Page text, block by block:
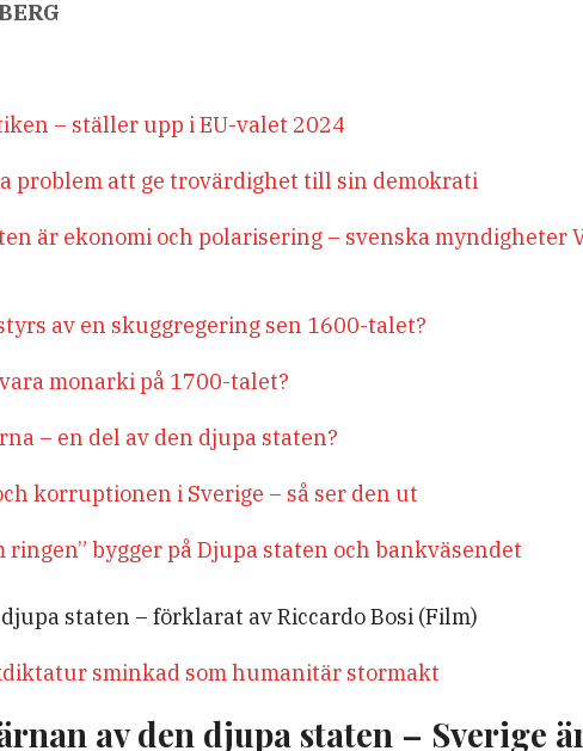
– ställer upp i EU-valet 2024
problem att ge trovärdighet till sin demokrati
är ekonomi och polarisering – svenska myndigheter
av en skuggregering sen 1600-talet?
monarki på 1700-talet?
– en del av den djupa staten?
korruptionen i Sverige – så ser den ut
ringen” bygger på Djupa staten och bankväsendet
djupa staten – förklarat av Riccardo Bosi (Film)
sminkad som humanitär stormakt
av den djupa staten – Sverige